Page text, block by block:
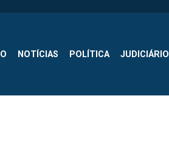
NOTÍCIAS POLÍTICA JUDICIÁRIO